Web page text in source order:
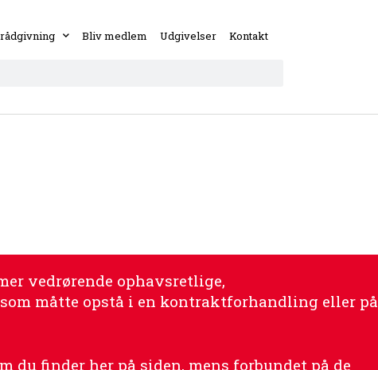
Bliv medlem Udgivelser Kontakt
vedrørende ophavsretlige,
måtte opstå i en kontraktforhandling eller på
du finder her på siden, mens forbundet på de